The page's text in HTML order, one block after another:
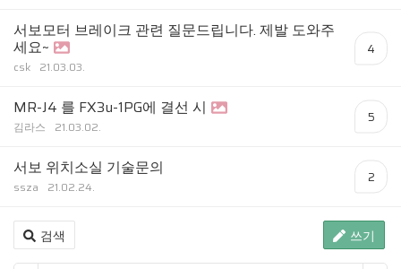
서보모터 브레이크 관련 질문드립니다. 제발 도와주
세요~
csk 21.03.03.
4
MR-J4 를 FX3u-1PG에 결선 시
김라스 21.03.02.
5
서보 위치소실 기술문의
ssza 21.02.24.
2
검색 쓰기